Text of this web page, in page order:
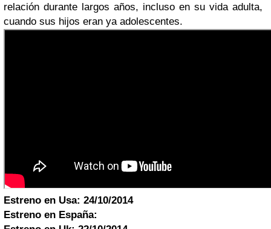
relación durante largos años, incluso en su vida adulta,
cuando sus hijos eran ya adolescentes.
Estreno en Usa: 24/10/2014
Estreno en España: